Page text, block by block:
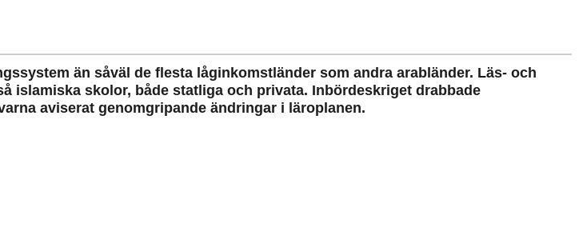
än såväl de flesta låginkomstländer som andra arabländer. Läs- och
islamiska skolor, både statliga och privata. Inbördeskriget drabbade
aviserat genomgripande ändringar i läroplanen.